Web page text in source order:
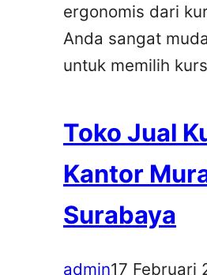
ergonomis dari
Anda sangat
untuk memilih
Toko Jual
Kantor
Surabaya
admin17 Februari